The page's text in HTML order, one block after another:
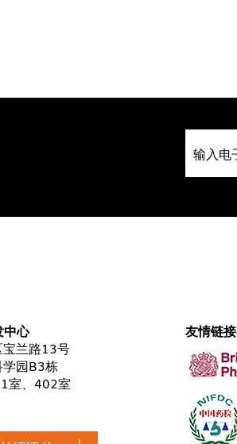
中心
兰路13号
园B3栋
室、402室
友情链接